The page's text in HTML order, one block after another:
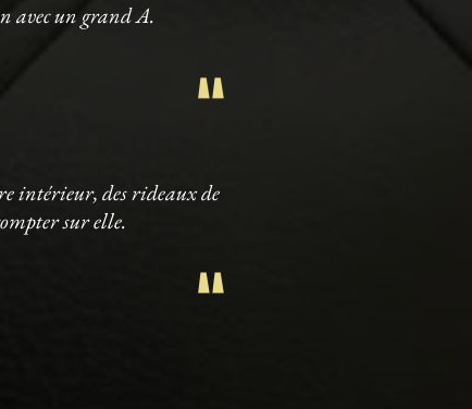
intérieur, des rideaux de
sur elle.
"
avec un grand A.
"